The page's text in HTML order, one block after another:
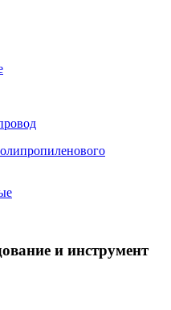
и инструмент